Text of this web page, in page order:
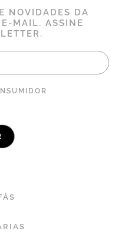
NOVIDADES DA
MAIL. ASSINE